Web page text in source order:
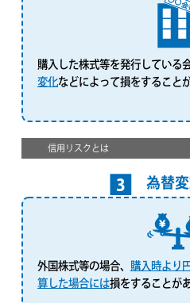
購入した株式等を発行している
変化などによって損をすること
信用リスクとは
為替変
外国株式等の場合、 購入時より
算した場合には損をすることが